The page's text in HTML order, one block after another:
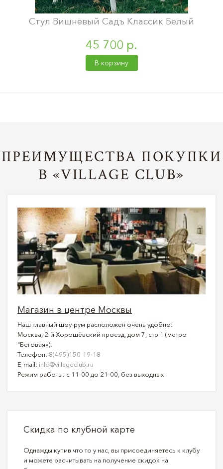
Стул Вишневый Садъ Классик Белый
45 700 р.
В корзину
ПРЕИМУЩЕСТВА ПОКУПКИ
В «VILLAGE CLUB»
Магазин в центре Москвы
Наш главный шоу-рум расположен очень удобно:
Москва, 2-й Хорошёвский проезд, дом 7, стр 1 (метро
"Беговая»).
Телефон: 8(495)150-19-18
E-mail: info@villageclub.ru
Режим работы: с 11-00 до 21-00, без выходных
Скидка по клубной карте
Однажды купив что то у нас, вы присоединяетесь к клубу
и можете расчитывать на получение скидок на